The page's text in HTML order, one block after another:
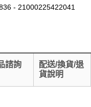
- 21000225422041
諮詢
配送/換貨/退
貨說明